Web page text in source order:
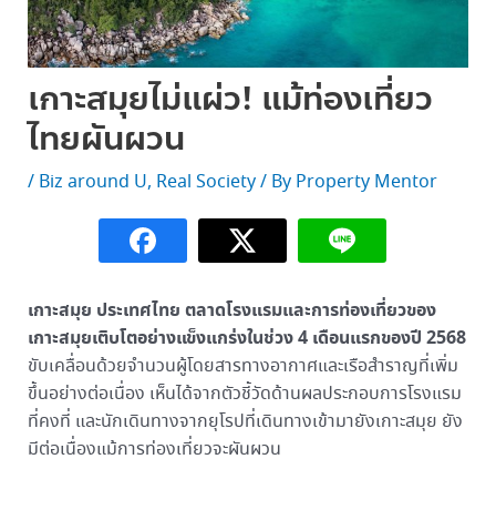
เกาะสมุยไม่แผ่ว! แม้ท่องเที่ยว
ไทยผันผวน
/ Biz around U, Real Society/ By Property Mentor
เกาะสมุย ประเทศไทย ตลาดโรงแรมและการท่องเที่ยวของ
เกาะสมุยเติบโตอย่างแข็งแกร่งในช่วง 4 เดือนแรกของปี 2568
ขับเคลื่อนด้วยจำนวนผู้โดยสารทางอากาศและเรือสำราญที่เพิ่ม
ขึ้นอย่างต่อเนื่อง เห็นได้จากตัวชี้วัดด้านผลประกอบการโรงแรม
ที่คงที่ และนักเดินทางจากยุโรปที่เดินทางเข้ามายังเกาะสมุย ยัง
มีต่อเนื่องแม้การท่องเที่ยวจะผันผวน